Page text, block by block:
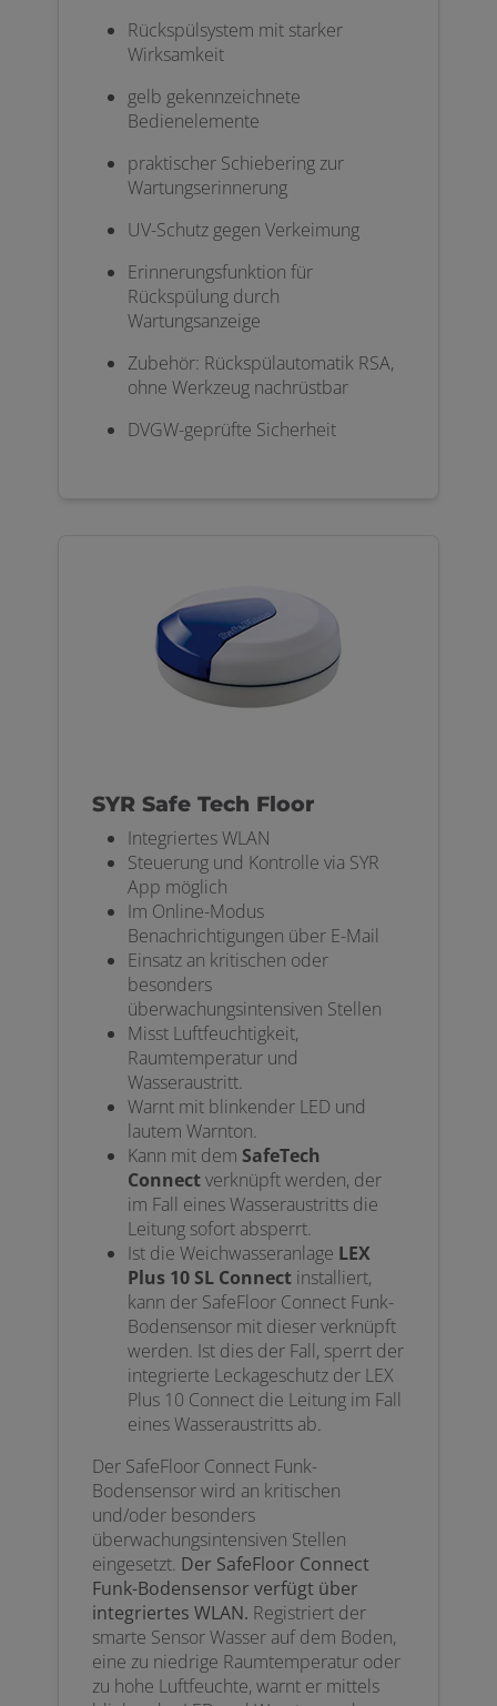
Rückspülsystem mit starker
Wirksamkeit
gelb gekennzeichnete
Bedienelemente
praktischer Schiebering zur
Wartungserinnerung
UV-Schutz gegen Verkeimung
Erinnerungsfunktion für
Rückspülung durch
Wartungsanzeige
Zubehör: Rückspülautomatik RSA,
ohne Werkzeug nachrüstbar
DVGW-geprüfte Sicherheit
SYR Safe Tech Floor
Integriertes WLAN
Steuerung und Kontrolle via SYR
App möglich
Im Online-Modus
Benachrichtigungen über E-Mail
Einsatz an kritischen oder
besonders
überwachungsintensiven Stellen
Misst Luftfeuchtigkeit,
Raumtemperatur und
Wasseraustritt.
Warnt mit blinkender LED und
lautem Warnton.
Kann mit dem SafeTech
Connectverknüpft werden, der
im Fall eines Wasseraustritts die
Leitung sofort absperrt.
Ist die Weichwasseranlage LEX
Plus 10 SL Connect installiert,
kann der SafeFloor Connect Funk-
Bodensensor mit dieser verknüpft
werden. Ist dies der Fall, sperrt der
integrierte Leckageschutz der LEX
Plus 10 Connect die Leitung im Fall
eines Wasseraustritts ab.
Der SafeFloor Connect Funk-
Bodensensor wird an kritischen
und/oder besonders
überwachungsintensiven Stellen
eingesetzt. Der SafeFloor Connect
Funk-Bodensensor verfügt über
integriertes WLAN. Registriert der
smarte Sensor Wasser auf dem Boden,
eine zu niedrige Raumtemperatur oder
zu hohe Luftfeuchte, warnt er mittels